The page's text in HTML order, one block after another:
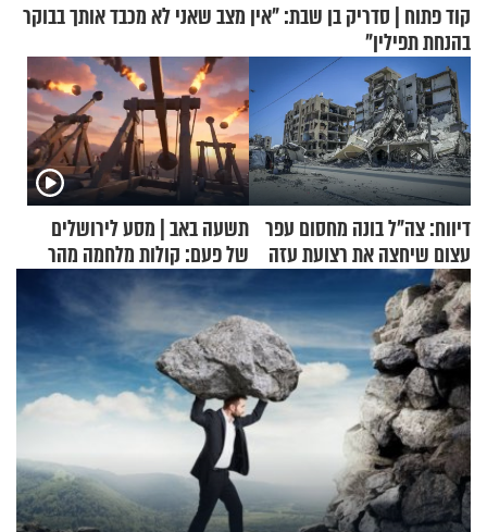
קוד פתוח | סדריק בן שבת: "אין מצב שאני לא מכבד אותך בבוקר
בהנחת תפילין"
דיווח: צה"ל בונה מחסום עפר
עצום שיחצה את רצועת עזה
לשניים
תשעה באב | מסע לירושלים
של פעם: קולות מלחמה מהר
הזיתים